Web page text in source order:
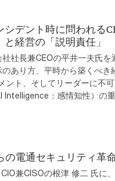
シデント時に問われる
経営の「説明責任」
社長兼CEOの平井一夫氏を
あり方、平時から築くべき
ント、そしてリーダーに不
Intelligence：感情知性）の
の電通セキュリティ革
兼CISOの根津 修二 氏に